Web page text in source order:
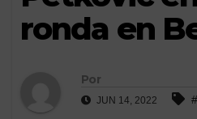
ronda en
Por
JUN 14, 2022